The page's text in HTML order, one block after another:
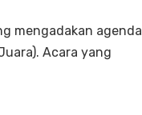
mengadakan agenda
Acara yang